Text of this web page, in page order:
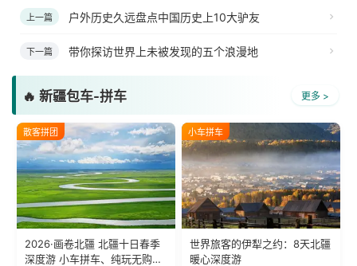
上一篇 户外历史久远盘点中国历史上10大驴友
下一篇 带你探访世界上未被发现的五个浪漫地
🔥 新疆包车-拼车 更多 >
散客拼团
2026·画卷北疆 北疆十日春季
深度游 小车拼车、纯玩无购
小车拼车
世界旅客的伊犁之约：8天北疆
暖心深度游